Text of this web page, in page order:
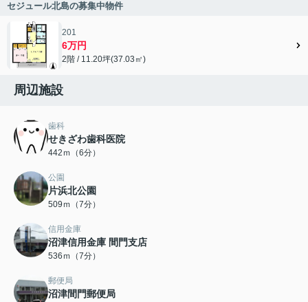
セジュール北島の募集中物件
201
6万円
2階 / 11.20坪(37.03㎡)
周辺施設
歯科
せきざわ歯科医院
442ｍ（6分）
公園
片浜北公園
509ｍ（7分）
信用金庫
沼津信用金庫 間門支店
536ｍ（7分）
郵便局
沼津間門郵便局